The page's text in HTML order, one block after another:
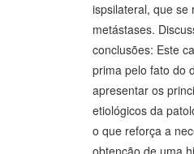
ispsilateral, que se
metástases.
conclusões: Este
prima pelo fato do
apresentar os
etiológicos da
o que reforça a
obtenção de uma